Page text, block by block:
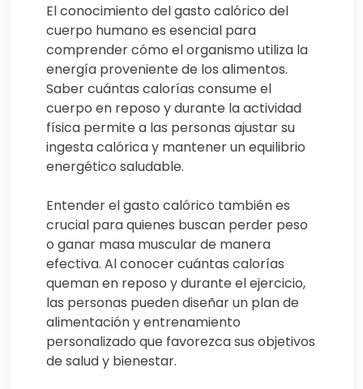
El conocimiento del gasto calórico del
cuerpo humano es esencial para
comprender cómo el organismo utiliza la
energía proveniente de los alimentos.
Saber cuántas calorías consume el
cuerpo en reposo y durante la actividad
física permite a las personas ajustar su
ingesta calórica y mantener un equilibrio
energético saludable.
Entender el gasto calórico también es
crucial para quienes buscan perder peso
o ganar masa muscular de manera
efectiva. Al conocer cuántas calorías
queman en reposo y durante el ejercicio,
las personas pueden diseñar un plan de
alimentación y entrenamiento
personalizado que favorezca sus objetivos
de salud y bienestar.